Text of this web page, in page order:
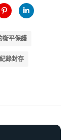
衡平保護
錄封存